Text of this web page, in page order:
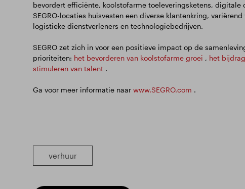
bevordert efficiënte, koolstofarme toeleveringsketens, digitale
SEGRO-locaties huisvesten een diverse klantenkring,
logistieke dienstverleners en technologiebedrijven.
SEGRO zet zich in voor een positieve impact op de
prioriteiten: het bevorderen van koolstofarme groei , het
stimuleren van talent.
Ga voor meer informatie naar www.SEGRO.com .
verhuur